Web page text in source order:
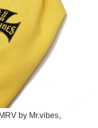
by Mr.vibes。